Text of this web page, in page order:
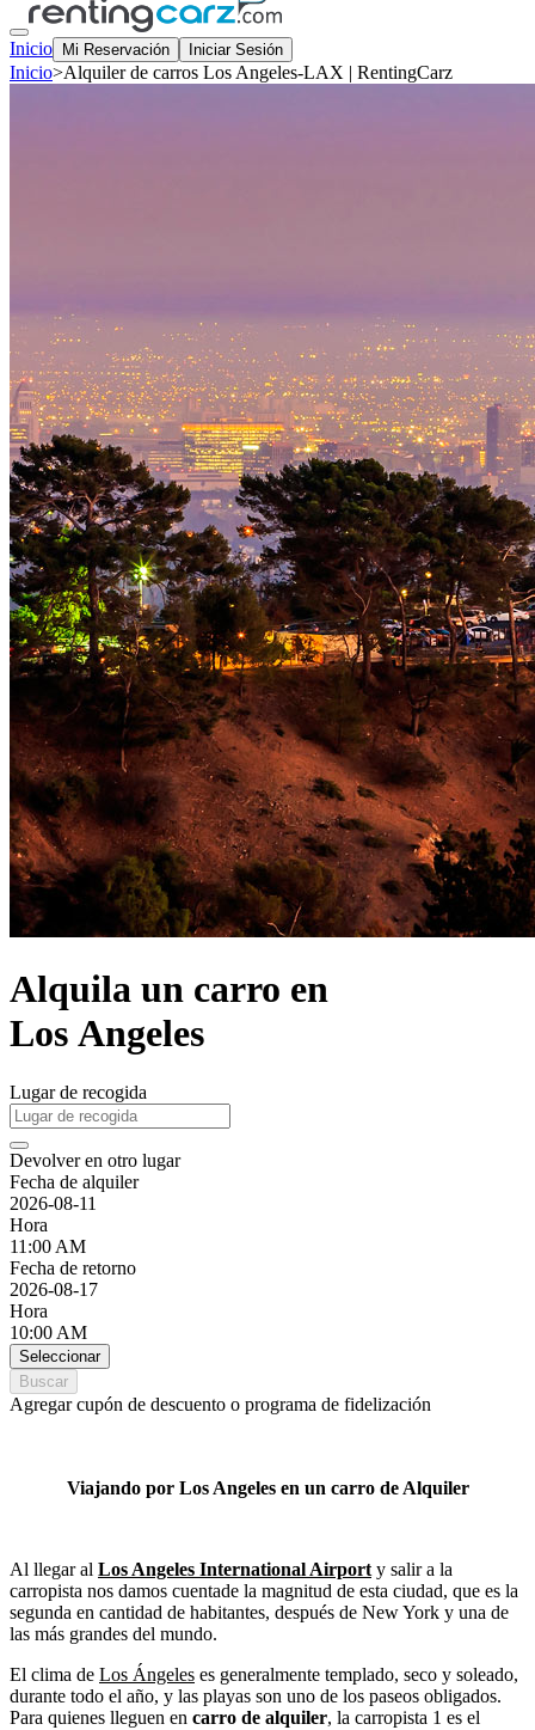
Inicio Mi Reservación Iniciar Sesión
Inicio>Alquiler de carros Los Angeles-LAX | RentingCarz
Alquila un carro en
Los Angeles
Lugar de recogida
Devolver en otro lugar
Fecha de alquiler
2026-08-11
Hora
11:00 AM
Fecha de retorno
2026-08-17
Hora
10:00 AM
Seleccionar
Buscar
Agregar cupón de descuento o programa de fidelización
Viajando por Los Angeles en un carro de Alquiler
Al llegar al Los Angeles International Airport y salir a la
carropista nos damos cuentade la magnitud de esta ciudad, que es la
segunda en cantidad de habitantes, después de New York y una de
las más grandes del mundo.
El clima de Los Ángeles es generalmente templado, seco y soleado,
durante todo el año, y las playas son uno de los paseos obligados.
Para quienes lleguen en carro de alquiler, la carropista 1 es el